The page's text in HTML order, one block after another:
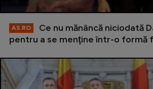
AS.RO
Ce nu mănâncă niciodată
pentru a se menţine într-o formă